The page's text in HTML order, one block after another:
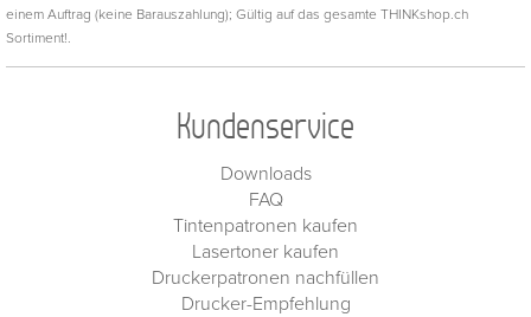
einem Auftrag (keine Barauszahlung); Gültig auf das gesamte THINKshop.ch
Sortiment!.
Kundenservice
Downloads
FAQ
Tintenpatronen kaufen
Lasertoner kaufen
Druckerpatronen nachfüllen
Drucker-Empfehlung